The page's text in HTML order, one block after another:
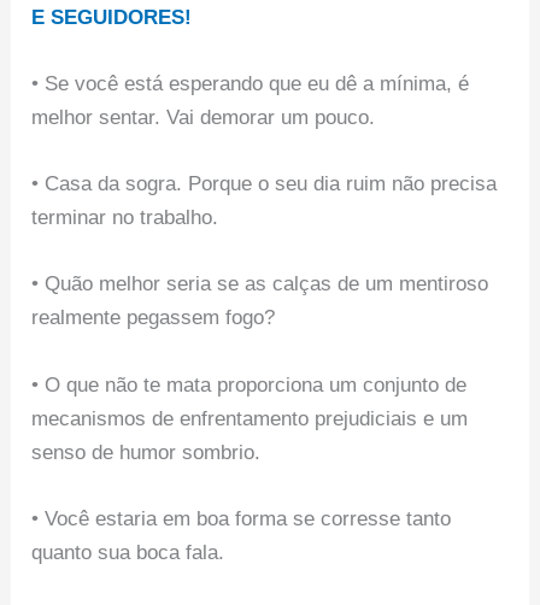
E SEGUIDORES!
• Se você está esperando que eu dê a mínima, é
melhor sentar. Vai demorar um pouco.
• Casa da sogra. Porque o seu dia ruim não precisa
terminar no trabalho.
• ​​Quão melhor seria se as calças de um mentiroso
realmente pegassem fogo?
• O que não te mata proporciona um conjunto de
mecanismos de enfrentamento prejudiciais e um
senso de humor sombrio.
• Você estaria em boa forma se corresse tanto
quanto sua boca fala.